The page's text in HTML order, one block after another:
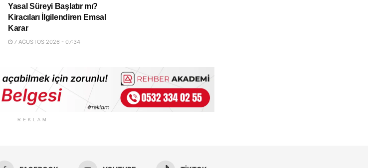
Yasal Süreyi Başlatır mı?
Kiracıları İlgilendiren Emsal
Karar
7 AĞUSTOS 2026 - 07:34
REKLAM